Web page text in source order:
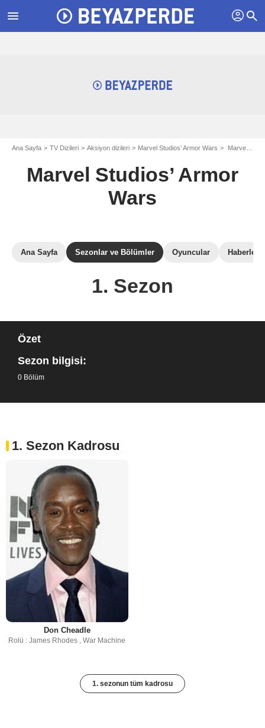
menu profil search
Ana Sayfa TV Dizileri Aksiyon dizileri Marvel Studios’ Armor Wars Marvel Studios’ Armor Wars: Sezon 1
Marvel Studios’ Armor
Wars
Ana Sayfa Sezonlar ve Bölümler Oyuncular Haberler
1. Sezon
Özet
Sezon bilgisi:
0 Bölüm
1. Sezon Kadrosu
Don Cheadle
Rolü : James Rhodes , War Machine
1. sezonun tüm kadrosu